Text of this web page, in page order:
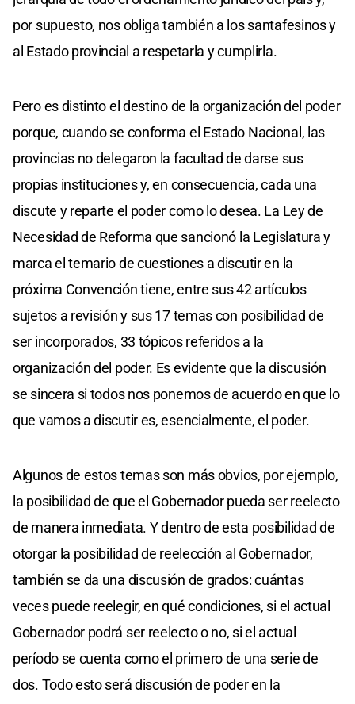
por supuesto, nos obliga también a los santafesinos y
al Estado provincial a respetarla y cumplirla.
Pero es distinto el destino de la organización del poder
porque, cuando se conforma el Estado Nacional, las
provincias no delegaron la facultad de darse sus
propias instituciones y, en consecuencia, cada una
discute y reparte el poder como lo desea. La Ley de
Necesidad de Reforma que sancionó la Legislatura y
marca el temario de cuestiones a discutir en la
próxima Convención tiene, entre sus 42 artículos
sujetos a revisión y sus 17 temas con posibilidad de
ser incorporados, 33 tópicos referidos a la
organización del poder. Es evidente que la discusión
se sincera si todos nos ponemos de acuerdo en que lo
que vamos a discutir es, esencialmente, el poder.
Algunos de estos temas son más obvios, por ejemplo,
la posibilidad de que el Gobernador pueda ser reelecto
de manera inmediata. Y dentro de esta posibilidad de
otorgar la posibilidad de reelección al Gobernador,
también se da una discusión de grados: cuántas
veces puede reelegir, en qué condiciones, si el actual
Gobernador podrá ser reelecto o no, si el actual
período se cuenta como el primero de una serie de
dos. Todo esto será discusión de poder en la